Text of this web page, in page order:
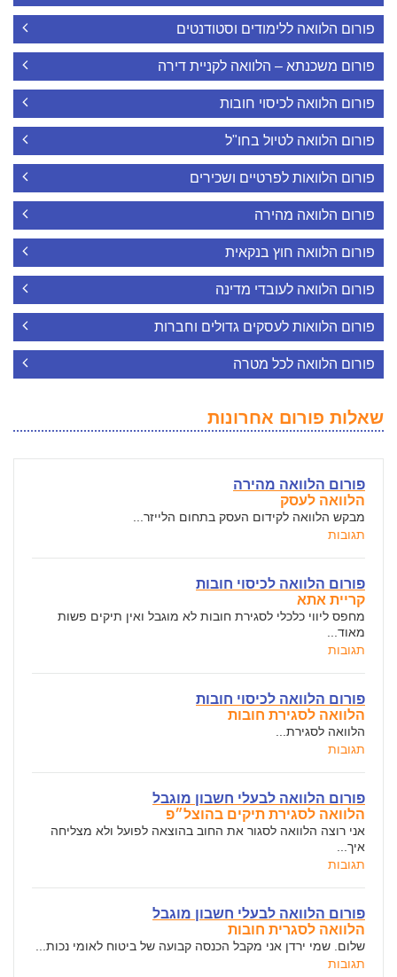
פורום הלוואה ללימודים וסטודנטים
פורום משכנתא – הלוואה לקניית דירה
פורום הלוואה לכיסוי חובות
פורום הלוואה לטיול בחו"ל
פורום הלוואות לפרטיים ושכירים
פורום הלוואה מהירה
פורום הלוואה חוץ בנקאית
פורום הלוואה לעובדי מדינה
פורום הלוואות לעסקים גדולים וחברות
פורום הלוואה לכל מטרה
שאלות פורום אחרונות
פורום הלוואה מהירה
הלוואה לעסק
מבקש הלוואה לקידום העסק בתחום הלייזר...
תגובות
פורום הלוואה לכיסוי חובות
קריית אתא
מחפס ליווי כלכלי לסגירת חובות לא מוגבל ואין תיקים פשות
מאוד...
תגובות
פורום הלוואה לכיסוי חובות
הלוואה לסגירת חובות
הלוואה לסגירת...
תגובות
פורום הלוואה לבעלי חשבון מוגבל
הלוואה לסגירת תיקים בהוצל״פ
אני רוצה הלוואה לסגור את החוב בהוצאה לפועל ולא מצליחה
איך...
תגובות
פורום הלוואה לבעלי חשבון מוגבל
הלוואה לסגרית חובות
שלום. שמי ירדן אני מקבל הכנסה קבועה של ביטוח לאומי נכות...
תגובות